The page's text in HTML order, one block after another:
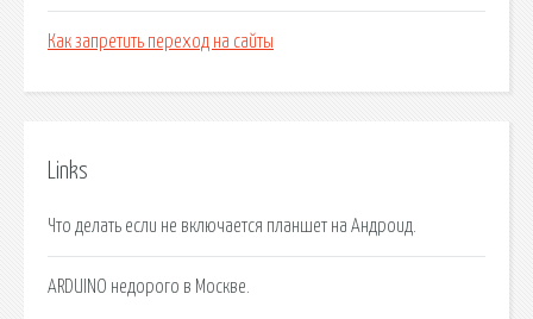
Как запретить переход на сайты
Links
Что делать если не включается планшет на Андроид.
ARDUINO недорого в Москве.